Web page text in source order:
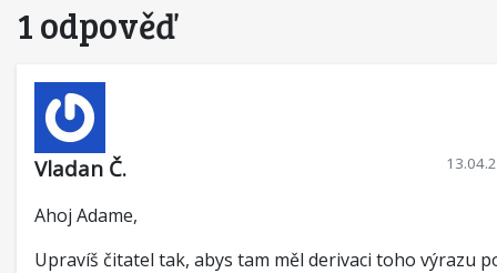
1 odpověď
Vladan Č.
Ahoj Adame,
Upravíš čitatel tak, abys tam měl derivaci toho výrazu